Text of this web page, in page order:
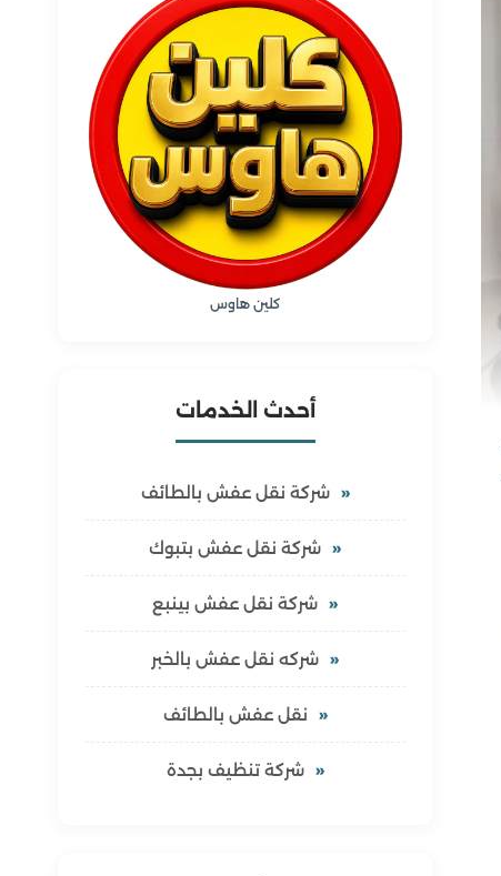
كلين هاوس
أحدث الخدمات
شركة نقل عفش بالطائف
شركة نقل عفش بتبوك
شركة نقل عفش بينبع
شركه نقل عفش بالخبر
نقل عفش بالطائف
شركة تنظيف بجدة